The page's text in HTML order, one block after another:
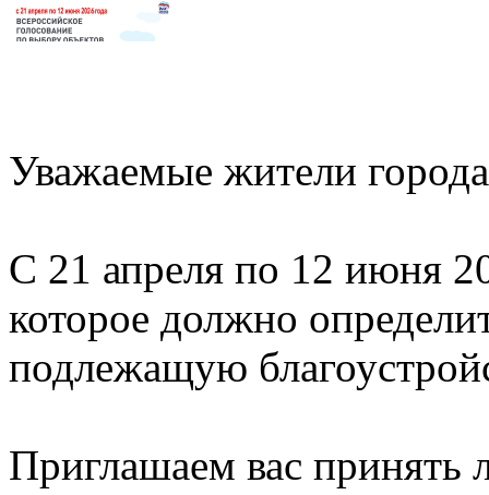
Уважаемые жители
С 21 апреля по 12 июня
которое должно
подлежащую
Приглашаем вас принять